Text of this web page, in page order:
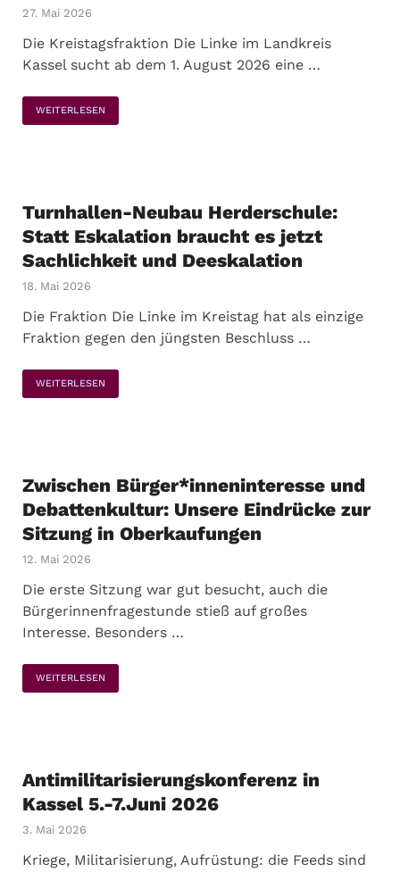
27. Mai 2026
Die Kreistagsfraktion Die Linke im Landkreis
Kassel sucht ab dem 1. August 2026 eine …
WEITERLESEN
Turnhallen-Neubau Herderschule:
Statt Eskalation braucht es jetzt
Sachlichkeit und Deeskalation
18. Mai 2026
Die Fraktion Die Linke im Kreistag hat als einzige
Fraktion gegen den jüngsten Beschluss …
WEITERLESEN
Zwischen Bürger*inneninteresse und
Debattenkultur: Unsere Eindrücke zur
Sitzung in Oberkaufungen
12. Mai 2026
Die erste Sitzung war gut besucht, auch die
Bürgerinnenfragestunde stieß auf großes
Interesse. Besonders …
WEITERLESEN
Antimilitarisierungskonferenz in
Kassel 5.-7.Juni 2026
3. Mai 2026
Kriege, Militarisierung, Aufrüstung: die Feeds sind